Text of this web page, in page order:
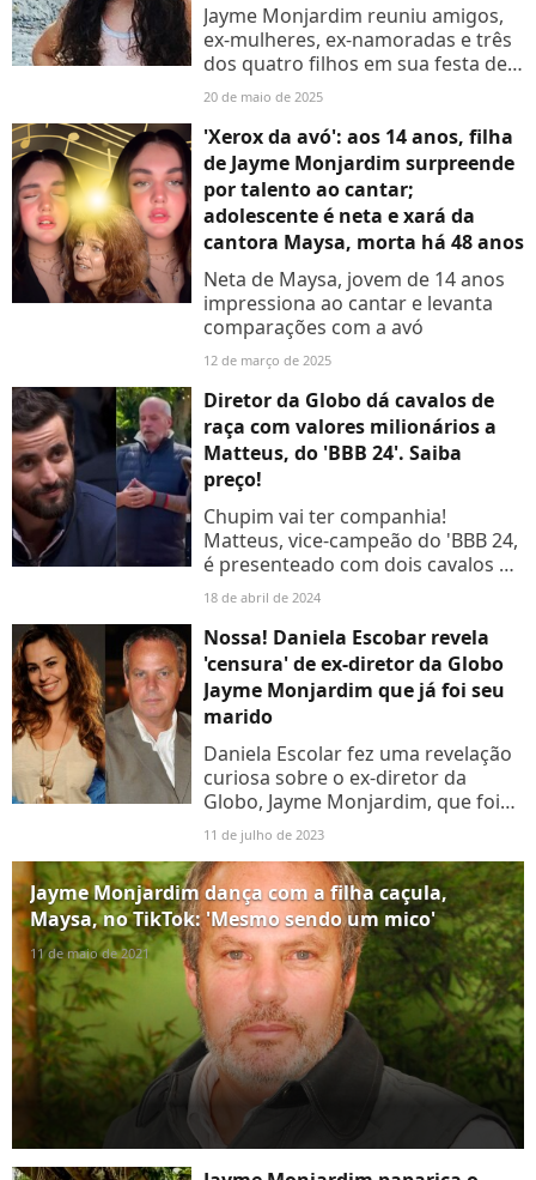
Jayme Monjardim reuniu amigos,
ex-mulheres, ex-namoradas e três
dos quatro filhos em sua festa de
68 anos, nessa segunda-feira (19).
Sua caçula Maysa, 14 anos,
chamou atenção pela...
20 de maio de 2025
'Xerox da avó': aos 14 anos, filha
de Jayme Monjardim surpreende
por talento ao cantar;
adolescente é neta e xará da
cantora Maysa, morta há 48 anos
Neta de Maysa, jovem de 14 anos
impressiona ao cantar e levanta
comparações com a avó
12 de março de 2025
Diretor da Globo dá cavalos de
raça com valores milionários a
Matteus, do 'BBB 24'. Saiba
preço!
Chupim vai ter companhia!
Matteus, vice-campeão do 'BBB 24,
é presenteado com dois cavalos de
raça por Jayme Monjardim. Saiba o
valor dos animais raros:
18 de abril de 2024
Nossa! Daniela Escobar revela
'censura' de ex-diretor da Globo
Jayme Monjardim que já foi seu
marido
Daniela Escolar fez uma revelação
curiosa sobre o ex-diretor da
Globo, Jayme Monjardim, que foi
seu marido no final dos anos 90.
Confira!
11 de julho de 2023
Jayme Monjardim dança com a filha caçula,
Maysa, no TikTok: 'Mesmo sendo um mico'
11 de maio de 2021